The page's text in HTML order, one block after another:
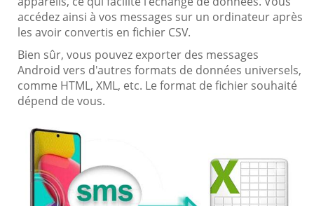
accédez ainsi à vos messages sur un ordinateur après
les avoir convertis en fichier CSV.
Bien sûr, vous pouvez exporter des messages
Android vers d'autres formats de données universels,
comme HTML, XML, etc. Le format de fichier souhaité
dépend de vous.